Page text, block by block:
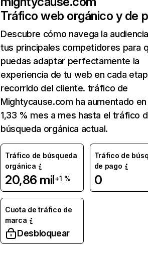
Tráfico web orgánico y de
Descubre cómo navega la
tus principales competidores para
puedas adaptar perfectamente la
experiencia de tu web en cada
recorrido del cliente. tráfico de
Mightycause.com ha aumentado en
1,33 % mes a mes hasta el tráfico
búsqueda orgánica actual.
Tráfico de búsqueda
orgánica
20,86 mil+1 %
Tráfico de
de pago
0
Cuota de tráfico de
marca
Desbloquear